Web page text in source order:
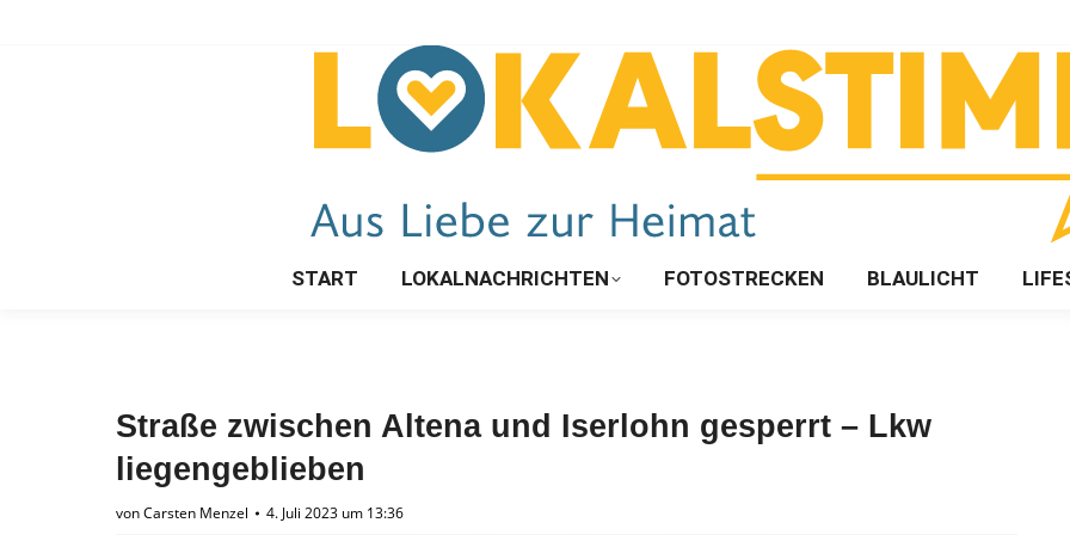
START LOKALNACHRICHTEN FOTOSTRECKEN BLAULICHT
Straße zwischen Altena und Iserlohn gesperrt – Lkw
liegengeblieben
vonCarsten Menzel 4. Juli 2023 um 13:36